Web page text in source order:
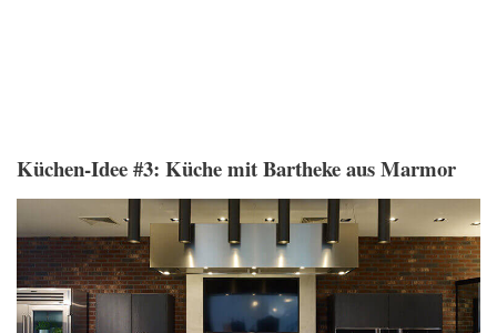
Küchen-Idee #3: Küche mit Bartheke aus Marmor